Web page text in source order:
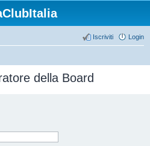
Login
Iscriviti
della Board